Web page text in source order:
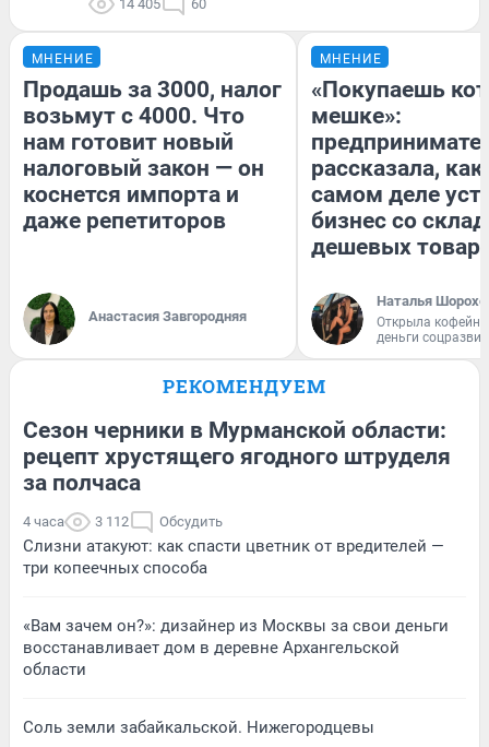
14 405 60
МНЕНИЕ
Продашь за 3000, налог
возьмут с 4000. Что
нам готовит новый
налоговый закон — он
коснется импорта и
даже репетиторов
Анастасия Завгородняя
МНЕНИЕ
«Покупаешь
мешке»:
рассказала, как
самом деле
бизнес со
дешевых
Наталья
Открыла
деньги
РЕКОМЕНДУЕМ
Сезон черники в Мурманской области:
рецепт хрустящего ягодного штруделя
за полчаса
4 часа 3 112 Обсудить
Слизни атакуют: как спасти цветник от вредителей —
три копеечных способа
«Вам зачем он?»: дизайнер из Москвы за свои деньги
восстанавливает дом в деревне Архангельской
области
Соль земли забайкальской. Нижегородцевы